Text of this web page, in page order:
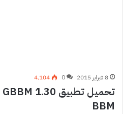
8 فبراير 2015 0 4٬104
BBM